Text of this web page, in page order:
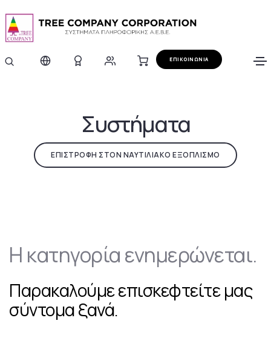
ΕΠΙΚΟΙΝΩΝΙΑ
Συστήματα
ΕΠΙΣΤΡΟΦΗ ΣΤΟΝ ΝΑΥΤΙΛΙΑΚΟ ΕΞΟΠΛΙΣΜΟ
Η κατηγορία ενημερώνεται.
Παρακαλούμε επισκεφτείτε μας
σύντομα ξανά.